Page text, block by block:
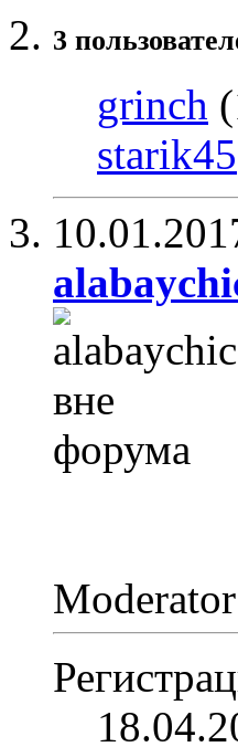
3
grinch
starik45
Moderator